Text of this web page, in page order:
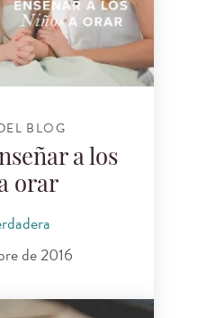
BLOG
a los
orar
de 2016